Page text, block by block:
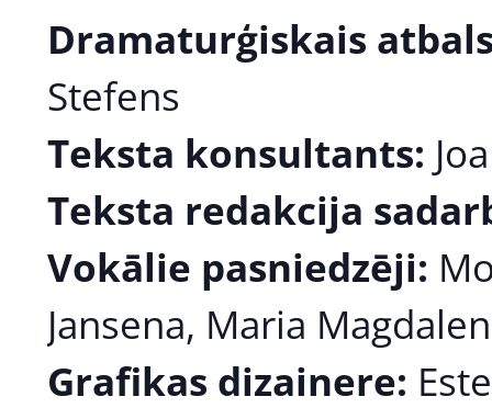
Dramaturģiskais
Stefens
Teksta konsultants:
Teksta redakcija
Vokālie pasniedzēji:
Jansena, Maria
Grafikas dizainere: